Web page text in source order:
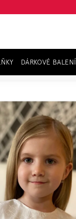
DÁRKOVÉ BALENÍ